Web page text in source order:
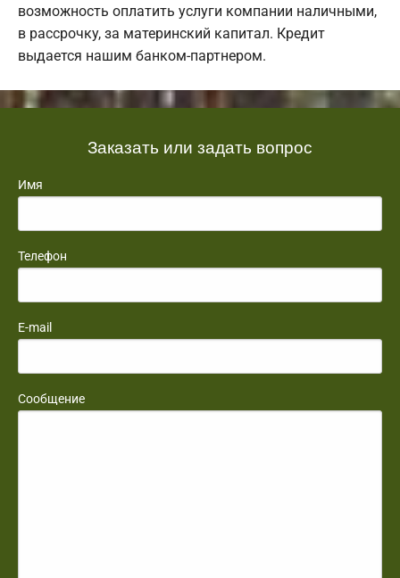
возможность оплатить услуги компании наличными,
в рассрочку, за материнский капитал. Кредит
выдается нашим банком-партнером.
Заказать или задать вопрос
Имя
Телефон
E-mail
Сообщение